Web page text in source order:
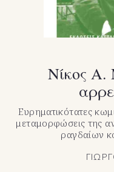
Νίκος Α.
Ευρηματικότατες
μεταμορφώσεις της
ραγδαίων